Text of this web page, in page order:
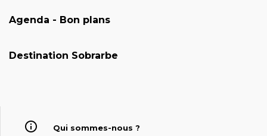
Agenda - Bon plans
Destination Sobrarbe
Qui sommes-nous ?